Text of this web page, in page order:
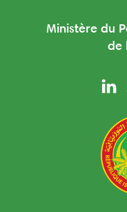
Ministère du
de